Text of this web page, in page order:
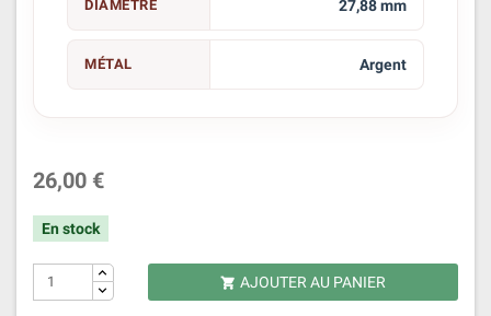
DIAMÈTRE 27,88 mm
MÉTAL Argent
26,00 €
En stock
 AJOUTER AU PANIER